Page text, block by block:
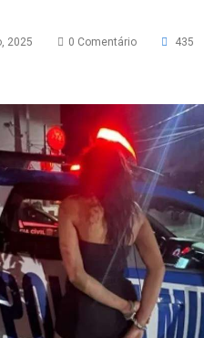
2025 0 Comentário 435